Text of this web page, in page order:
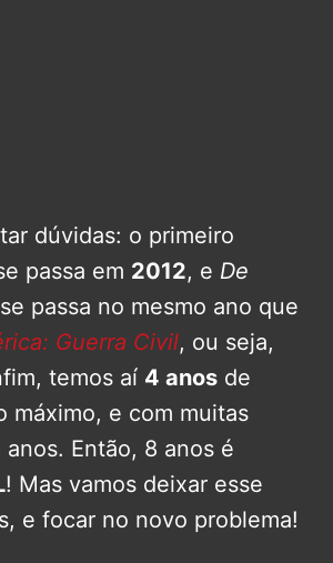
dúvidas: o primeiro
passa em 2012, e De
passa no mesmo ano que
Guerra Civil, ou seja,
temos aí 4 anos de
máximo, e com muitas
Então, 8 anos é
! Mas vamos deixar esse
e focar no novo problema!